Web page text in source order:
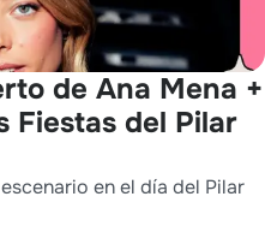
de Ana Mena +
Fiestas del Pilar
en el día del Pilar